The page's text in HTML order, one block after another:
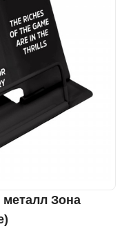
металл Зона